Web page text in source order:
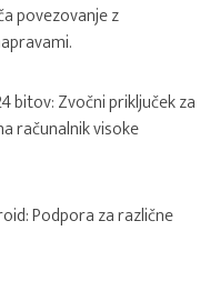
povezovanje z
bitov: Zvočni priključek za
računalnik visoke
Podpora za različne